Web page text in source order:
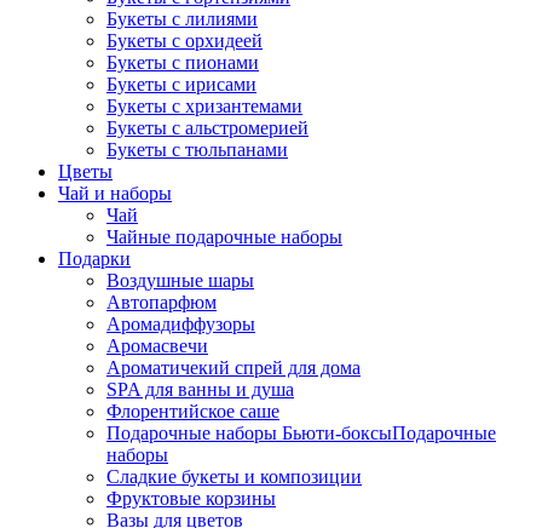
Букеты с лилиями
Букеты с орхидеей
Букеты с пионами
Букеты с ирисами
Букеты с хризантемами
Букеты с альстромерией
Букеты с тюльпанами
Цветы
Чай и наборы
Чай
Чайные подарочные наборы
Подарки
Воздушные шары
Автопарфюм
Аромадиффузоры
Аромасвечи
Ароматичекий спрей для дома
SPA для ванны и душа
Флорентийское саше
Подарочные наборы Бьюти-боксыПодарочные
наборы
Сладкие букеты и композиции
Фруктовые корзины
Вазы для цветов